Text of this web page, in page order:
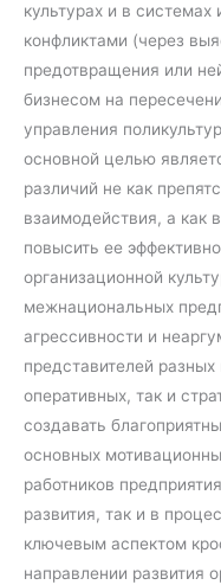
культурах и в
конфликтами (через
предотвращения или
бизнесом на
управления
основной целью
различий не как
взаимодействия, а как
повысить ее
организационной
межнациональных
агрессивности и
представителей
оперативных, так и
создавать
основных
работников
развития, так и в
ключевым аспектом
направлении развития